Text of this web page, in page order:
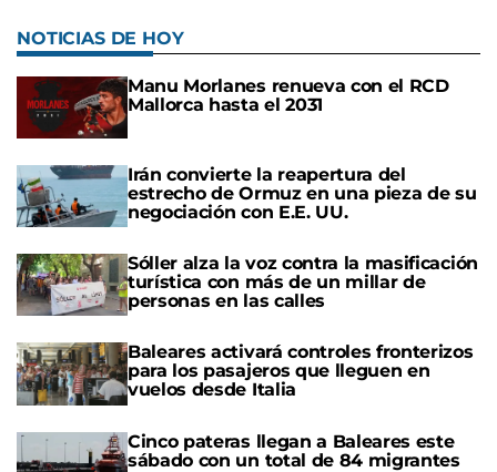
NOTICIAS DE HOY
Manu Morlanes renueva con el RCD
Mallorca hasta el 2031
Irán convierte la reapertura del
estrecho de Ormuz en una pieza de su
negociación con E.E. UU.
Sóller alza la voz contra la masificación
turística con más de un millar de
personas en las calles
Baleares activará controles fronterizos
para los pasajeros que lleguen en
vuelos desde Italia
Cinco pateras llegan a Baleares este
sábado con un total de 84 migrantes